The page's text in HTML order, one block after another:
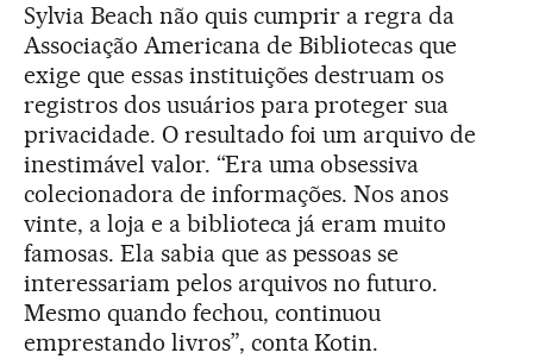
Sylvia Beach não quis cumprir a regra da
Associação Americana de Bibliotecas que
exige que essas instituições destruam os
registros dos usuários para proteger sua
privacidade. O resultado foi um arquivo de
inestimável valor. “Era uma obsessiva
colecionadora de informações. Nos anos
vinte, a loja e a biblioteca já eram muito
famosas. Ela sabia que as pessoas se
interessariam pelos arquivos no futuro.
Mesmo quando fechou, continuou
emprestando livros”, conta Kotin.